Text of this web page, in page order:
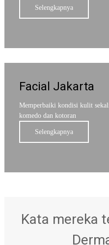
Selengkapnya
Facial Jakarta
Memperbaiki kondisi kulit
komedo dan kotoran
Selengkapnya
Kata mereka